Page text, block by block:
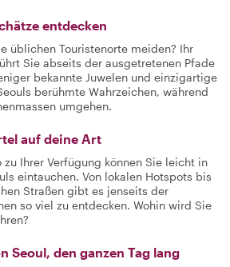
entdecken
üblichen Touristenorte meiden? Ihr
Sie abseits der ausgetretenen Pfade
bekannte Juwelen und einzigartige
berühmte Wahrzeichen, während
umgehen.
auf deine Art
zu Ihrer Verfügung können Sie leicht in
eintauchen. Von lokalen Hotspots bis
Straßen gibt es jenseits der
so viel zu entdecken. Wohin wird Sie
Seoul, den ganzen Tag lang